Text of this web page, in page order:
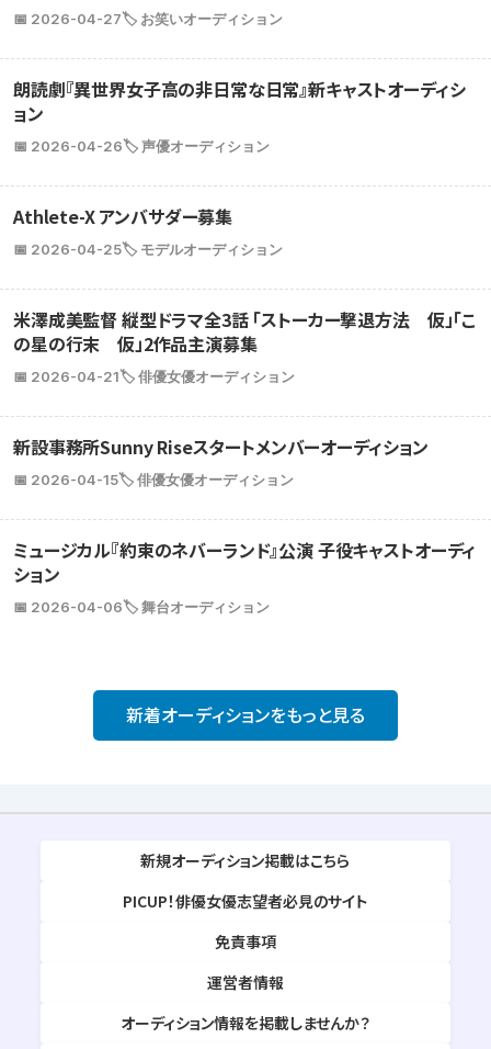
📅 2026-04-27🏷️ お笑いオーディション
朗読劇『異世界女子高の非日常な日常』新キャストオーディシ
ョン
📅 2026-04-26🏷️ 声優オーディション
Athlete-X アンバサダー募集
📅 2026-04-25🏷️ モデルオーディション
米澤成美監督 縦型ドラマ全3話 「ストーカー撃退方法 仮」「こ
の星の行末 仮」2作品主演募集
📅 2026-04-21🏷️ 俳優女優オーディション
新設事務所Sunny Riseスタートメンバーオーディション
📅 2026-04-15🏷️ 俳優女優オーディション
ミュージカル『約束のネバーランド』公演 子役キャストオーディ
ション
📅 2026-04-06🏷️ 舞台オーディション
新着オーディションをもっと見る
新規オーディション掲載はこちら
PICUP！俳優女優志望者必見のサイト
免責事項
運営者情報
オーディション情報を掲載しませんか？